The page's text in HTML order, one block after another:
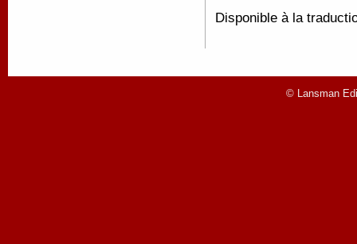
Disponible à la
© Lansman